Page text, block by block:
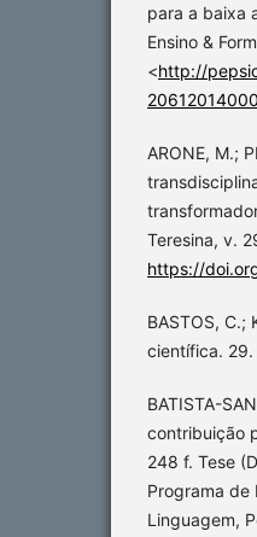
para a baixa
Ensino &
<http://
ARONE, M.;
Teresina, v.
https://
BASTOS, C.;
científica. 29.
BATISTA-
contribuição
248 f. Tese
Programa de
Linguagem,